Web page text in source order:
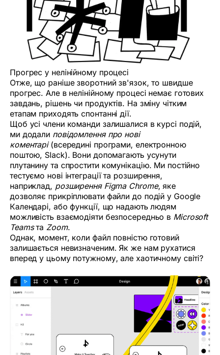
Прогрес у нелінійному процесі
Отже, що раніше зворотний зв'язок, то швидше
прогрес. Але в нелінійному процесі немає готових
завдань, рішень чи продуктів. На зміну чітким
етапам приходять спонтанні дії.
Щоб усі члени команди залишалися в курсі подій,
ми додали повідомлення про нові
коментарі(всередині програми, електронною
поштою, Slack). Вони допомагають усунути
плутанину та спростити комунікацію. Ми постійно
тестуємо нові інтеграції та розширення,
наприклад, розширення Figma Chrome, яке
дозволяє прикріплювати файли до подій у Google
Календарі, або функції, що надають людям
можливість взаємодіяти безпосередньо в Microsoft
Teamsта Zoom.
Однак, момент, коли файл повністю готовий
залишається невизначеним. Як же нам рухатися
вперед у цьому потужному, але хаотичному світі?